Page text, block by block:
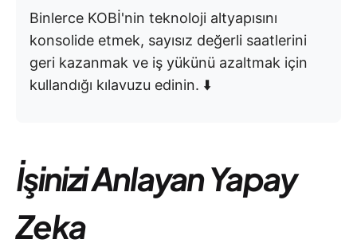
Binlerce KOBİ'nin teknoloji altyapısını
konsolide etmek, sayısız değerli saatlerini
geri kazanmak ve iş yükünü azaltmak için
kullandığı kılavuzu edinin. ⬇️
İşinizi Anlayan Yapay
Zeka